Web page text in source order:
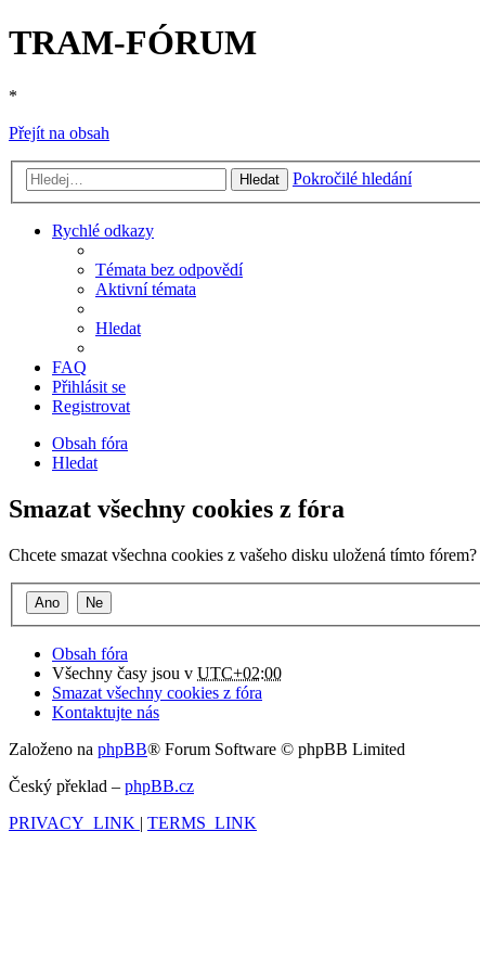
TRAM-FÓRUM
*
Přejít na obsah
Hledat Pokročilé hledání
Rychlé odkazy
Témata bez odpovědí
Aktivní témata
Hledat
FAQ
Přihlásit se
Registrovat
Obsah fóra
Hledat
Smazat všechny cookies z fóra
Chcete smazat všechna cookies z vašeho disku uložená tímto fórem?
Obsah fóra
Všechny časy jsou v UTC+02:00
Smazat všechny cookies z fóra
Kontaktujte nás
Založeno na phpBB® Forum Software © phpBB Limited
Český překlad – phpBB.cz
PRIVACY_LINK | TERMS_LINK